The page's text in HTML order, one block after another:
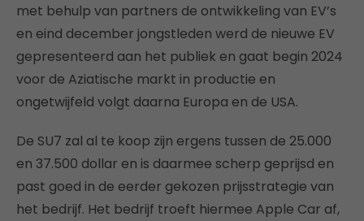
met behulp van partners de ontwikkeling van EV’s
en eind december jongstleden werd de nieuwe EV
gepresenteerd aan het publiek en gaat begin 2024
voor de Aziatische markt in productie en
ongetwijfeld volgt daarna Europa en de USA.
De SU7 zal al te koop zijn ergens tussen de 25.000
en 37.500 dollar en is daarmee scherp geprijsd en
past goed in de eerder gekozen prijsstrategie van
het bedrijf. Het bedrijf troeft hiermee Apple Car af,